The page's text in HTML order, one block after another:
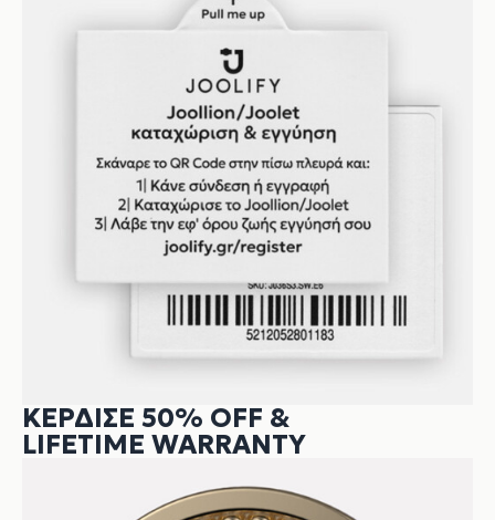
ΚΕΡΔΙΣΕ 50% OFF &
LIFETIME WARRANTY